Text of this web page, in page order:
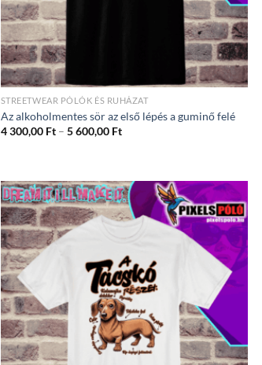
STREETWEAR PÓLÓK ÉS RUHÁZAT
Az alkoholmentes sör az első lépés a guminő felé
4 300,00 Ft – 5 600,00 FtÁrtartomány:
600,00 Ft